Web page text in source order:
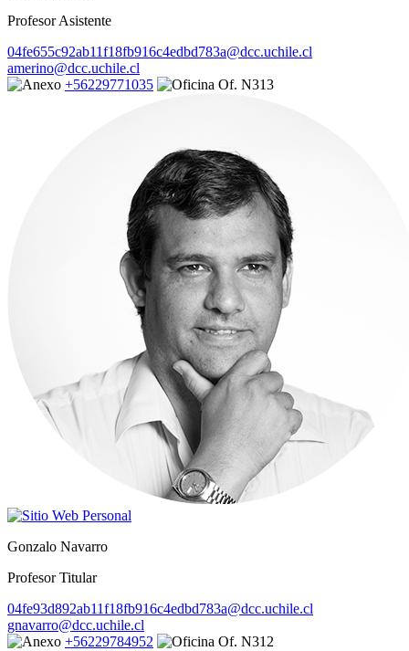
Profesor Asistente
04fe655c92ab11f18fb916c4edbd783a@dcc.uchile.cl
amerino@dcc.uchile.cl
+56229771035
Of. N313
Gonzalo Navarro
Profesor Titular
04fe93d892ab11f18fb916c4edbd783a@dcc.uchile.cl
gnavarro@dcc.uchile.cl
+56229784952
Of. N312